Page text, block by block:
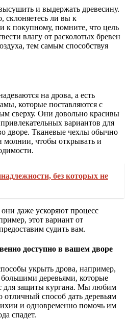
и выдержать древесину.
склоняетесь ли вы к
к покупному, помните, что цель
влагу от расколотых бревен
тем самым способствуя
на дрова, а есть
которые поставляются с
сверху. Они довольно красивы
вариантов для
дворе. Тканевые чехлы обычно
молнии, чтобы открывать и
без которых не
даже ускоряют процесс
этот вариант от
судить вам.
доступно в вашем дворе
укрыть дрова, например,
деревьями, которые
для защиты кургана. Мы любим
отличный способ дать деревьям
и одновременно помочь им
спадет.